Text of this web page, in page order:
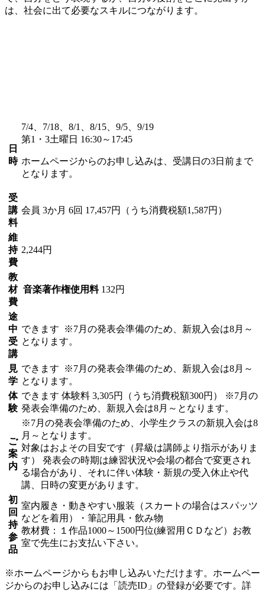
は、社会に出て必要なスキルにつながります。
日
時
7/4、7/18、8/1、8/15、9/5、9/19
第1・3土曜日 16:30～17:45
ホームページからのお申し込みは、受講日の3日前まで
となります。
受
講
料
会員 3か月 6回 17,457円（うち消費税額1,587円）
維
持
費
2,244円
教
材
費
音楽著作権使用料 132円
途
中
受
講
できます
※7月の発表会準備のため、新規入会は8月～
となります。
見
学
できます
※7月の発表会準備のため、新規入会は8月～
となります。
体
験
できます 体験料 3,305円（うち消費税額300円）
※7月の
発表会準備のため、新規入会は8月～となります。
ご
案
内
※7月の発表会準備のため、小学生クラスの新規入会は8
月～となります。
対象はおよその目安です（昇級は講師より指示がありま
す） 発表会の時期は練習状況や会場の都合で変更され
る場合があり、それに伴い体験・新規の受入休止や代
講、日時の変更があります。
初
回
持
参
品
室内履き・動きやすい服装（スカートの場合はスパッツ
などを着用）・筆記用具・飲み物
教材費：１作品1000～1500円位(練習用ＣＤなど）お教
室で先生にお支払い下さい。
※ホームページからもお申し込みいただけます。ホームペー
ジからのお申し込みには「読売ID」の登録が必要です。詳